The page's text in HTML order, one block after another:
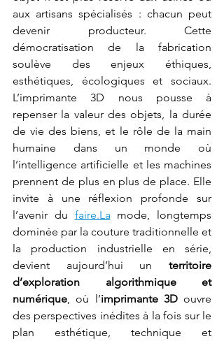
aux artisans spécialisés : chacun peut
devenir producteur. Cette
démocratisation de la fabrication
soulève des enjeux éthiques,
esthétiques, écologiques et sociaux.
L’imprimante 3D nous pousse à
repenser la valeur des objets, la durée
de vie des biens, et le rôle de la main
humaine dans un monde où
l’intelligence artificielle et les machines
prennent de plus en plus de place. Elle
invite à une réflexion profonde sur
l’avenir du faire.La mode, longtemps
dominée par la couture traditionnelle et
la production industrielle en série,
devient aujourd’hui un territoire
d’exploration algorithmique et
numérique , où l’imprimante 3D ouvre
des perspectives inédites à la fois sur le
plan esthétique, technique et